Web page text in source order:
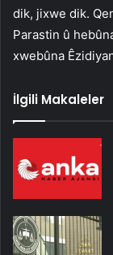
dik, jixwe dik.
Parastin û
xwebûna
İlgili Makaleler